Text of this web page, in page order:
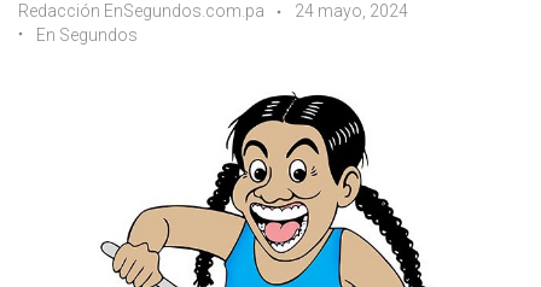
Redacción EnSegundos.com.pa
24 mayo, 2024
En Segundos